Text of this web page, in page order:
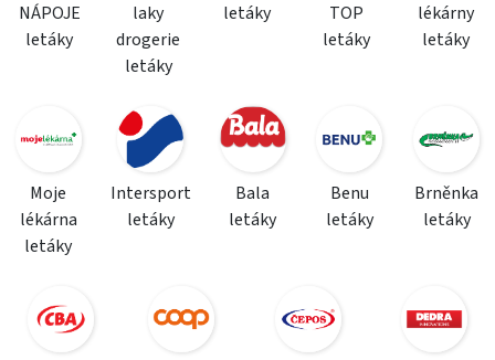
NÁPOJE
letáky
laky
drogerie
letáky
letáky
TOP
letáky
lékárny
letáky
Moje
lékárna
letáky
Intersport
letáky
Bala
letáky
Benu
letáky
Brněnka
letáky